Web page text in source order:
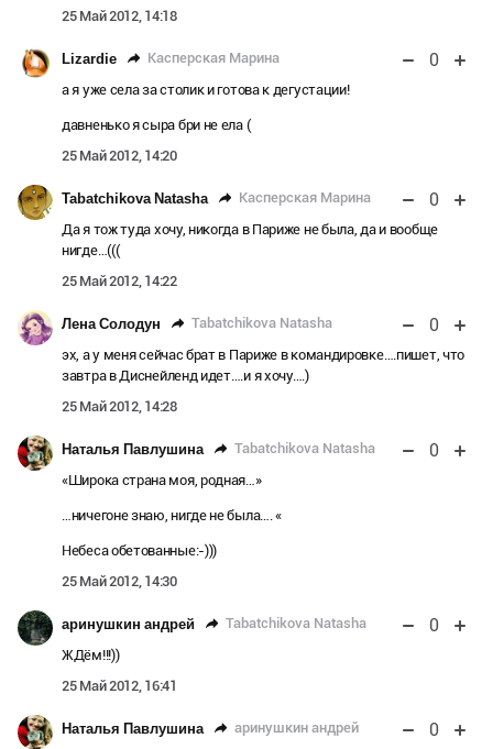
25 Май 2012, 14:18
Lizardie Касперская Марина 0
а я уже села за столик и готова к дегустации!
давненько я сыра бри не ела (
25 Май 2012, 14:20
Tabatchikova Natasha Касперская Марина 0
Да я тож туда хочу, никогда в Париже не была, да и вообще
нигде…(((
25 Май 2012, 14:22
Лена Солодун Tabatchikova Natasha 0
эх, а у меня сейчас брат в Париже в командировке….пишет, что
завтра в Диснейленд идет….и я хочу….)
25 Май 2012, 14:28
Наталья Павлушина Tabatchikova Natasha 0
«Широка страна моя, родная…»
…ничегоне знаю, нигде не была…. «
Небеса обетованные:-)))
25 Май 2012, 14:30
аринушкин андрей Tabatchikova Natasha 0
ЖДём!!!))
25 Май 2012, 16:41
Наталья Павлушина аринушкин андрей 0